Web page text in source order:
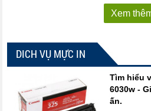
Xem
DICH VỤ MỰC IN
Tìm hiểu
6030w -
ấn.